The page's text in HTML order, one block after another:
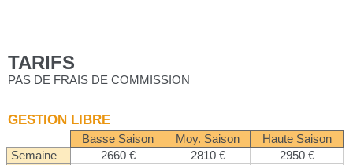
TARIFS
PAS DE FRAIS DE COMMISSION
GESTION LIBRE
Basse Saison Moy. Saison
Haute Saison
Semaine
2660 € 2810 €
2950 €